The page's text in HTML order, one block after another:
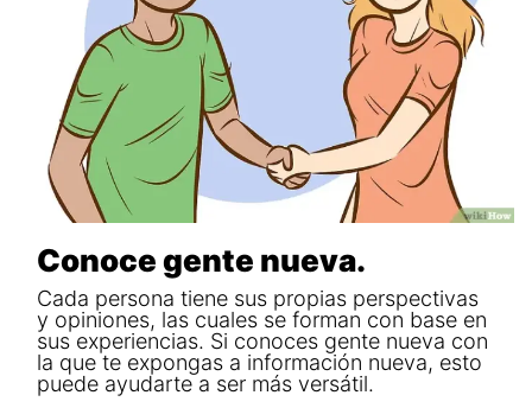
Conoce gente nueva.
Cada persona tiene sus propias perspectivas
y opiniones, las cuales se forman con base en
sus experiencias. Si conoces gente nueva con
la que te expongas a información nueva, esto
puede ayudarte a ser más versátil.